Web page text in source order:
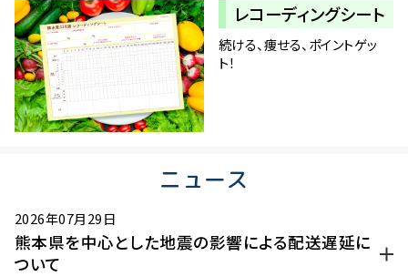
レコーディングシート
続ける、痩せる、ポイントゲッ
ト！
ニュース
2026年07月29日
熊本県を中心とした地震の影響による配送遅延に
ついて